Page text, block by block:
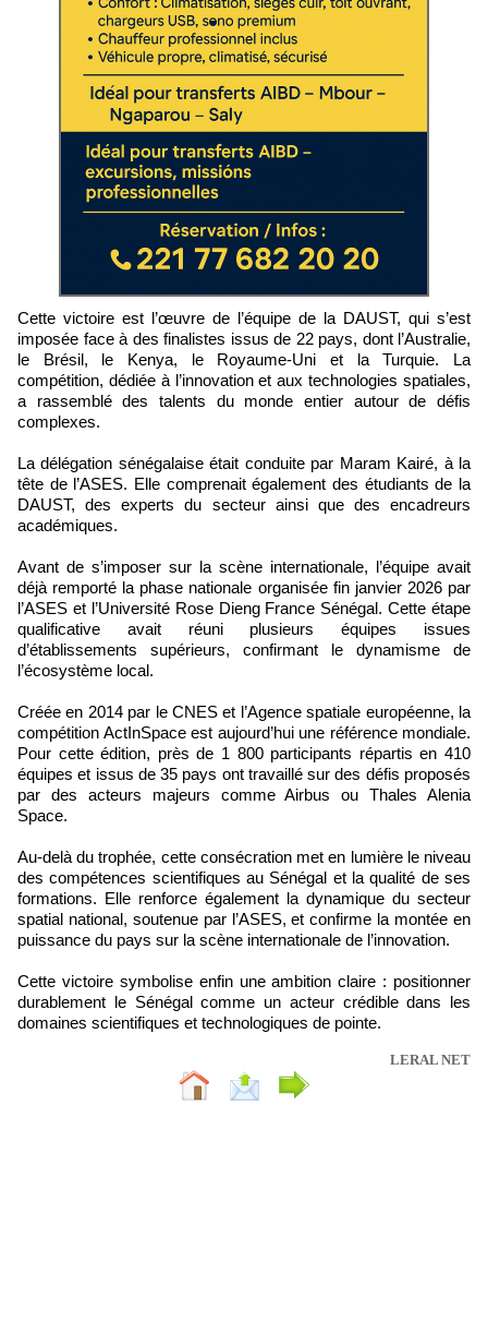
Cette victoire est l’œuvre de l’équipe de la DAUST, qui s’est
imposée face à des finalistes issus de 22 pays, dont l’Australie,
le Brésil, le Kenya, le Royaume-Uni et la Turquie. La
compétition, dédiée à l’innovation et aux technologies spatiales,
a rassemblé des talents du monde entier autour de défis
complexes.
La délégation sénégalaise était conduite par Maram Kairé, à la
tête de l’ASES. Elle comprenait également des étudiants de la
DAUST, des experts du secteur ainsi que des encadreurs
académiques.
Avant de s’imposer sur la scène internationale, l’équipe avait
déjà remporté la phase nationale organisée fin janvier 2026 par
l’ASES et l’Université Rose Dieng France Sénégal. Cette étape
qualificative avait réuni plusieurs équipes issues
d’établissements supérieurs, confirmant le dynamisme de
l’écosystème local.
Créée en 2014 par le CNES et l’Agence spatiale européenne, la
compétition ActInSpace est aujourd’hui une référence mondiale.
Pour cette édition, près de 1 800 participants répartis en 410
équipes et issus de 35 pays ont travaillé sur des défis proposés
par des acteurs majeurs comme Airbus ou Thales Alenia
Space.
Au-delà du trophée, cette consécration met en lumière le niveau
des compétences scientifiques au Sénégal et la qualité de ses
formations. Elle renforce également la dynamique du secteur
spatial national, soutenue par l’ASES, et confirme la montée en
puissance du pays sur la scène internationale de l’innovation.
Cette victoire symbolise enfin une ambition claire : positionner
durablement le Sénégal comme un acteur crédible dans les
domaines scientifiques et technologiques de pointe.
LERAL NET